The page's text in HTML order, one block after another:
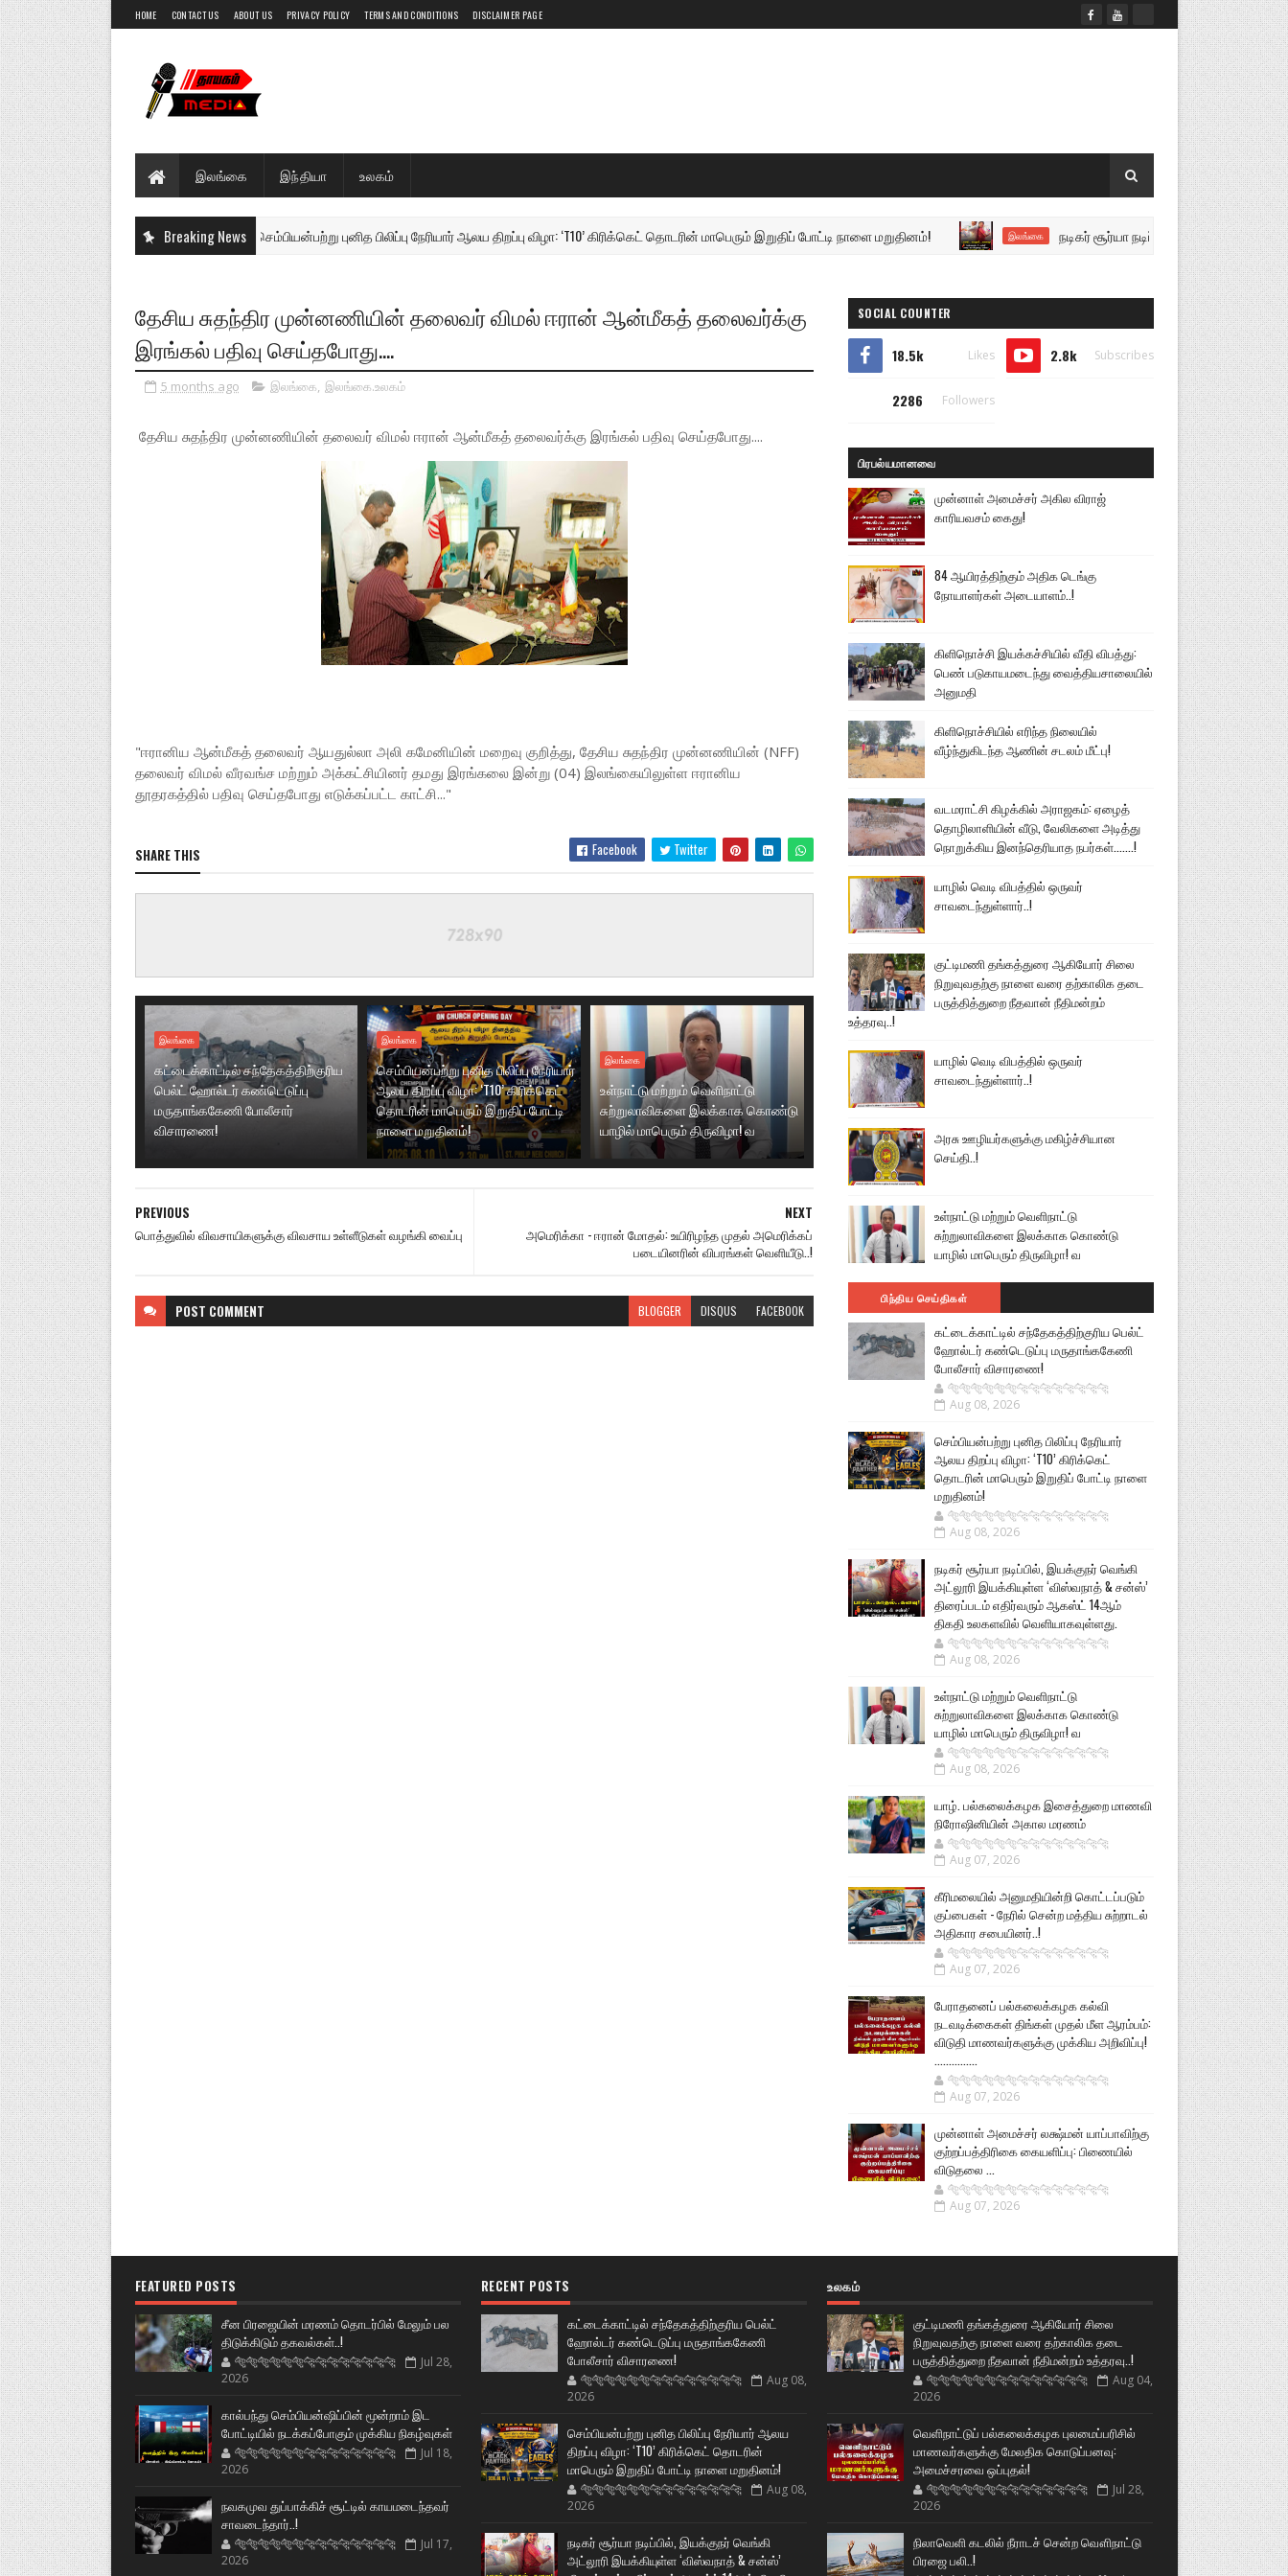
HOME CONTACT US ABOUT US PRIVACY POLICY TERMS AND CONDITIONS DISCLAIMER PAGE
இலங்கை இந்தியா உலகம்
Breaking News
இலங்கை செம்பியன்பற்று புனித பிலிப்பு நேரியார் ஆலய திறப்பு விழா: ‘T10’ கிரிக்கெட் தொடரின் மாபெரும் இறுதிப் போட்டி நாளை மறுதினம்! இலங்கை நடிகர் சூர்யா நடிப்பில், இயக்குநர் வெங்கி
தேசிய சுதந்திர முன்னணியின் தலைவர் விமல் ஈரான் ஆன்மீகத் தலைவர்க்கு
இரங்கல் பதிவு செய்தபோது....
5 months ago இலங்கை, இலங்கை.உலகம்
தேசிய சுதந்திர முன்னணியின் தலைவர் விமல் ஈரான் ஆன்மீகத் தலைவர்க்கு இரங்கல் பதிவு செய்தபோது....
"ஈரானிய ஆன்மீகத் தலைவர் ஆயதுல்லா அலி கமேனியின் மறைவு குறித்து, தேசிய சுதந்திர முன்னணியின் (NFF)
தலைவர் விமல் வீரவங்ச மற்றும் அக்கட்சியினர் தமது இரங்கலை இன்று (04) இலங்கையிலுள்ள ஈரானிய
தூதரகத்தில் பதிவு செய்தபோது எடுக்கப்பட்ட காட்சி..."
SHARE THIS Facebook Twitter
இலங்கை
கட்டைக்காட்டில் சந்தேகத்திற்குரிய
பெல்ட் ஹோல்டர் கண்டெடுப்பு
மருதாங்ககேணி போலீசார்
விசாரணை!
இலங்கை
செம்பியன்பற்று புனித பிலிப்பு நேரியார்
ஆலய திறப்பு விழா: ‘T10’ கிரிக்கெட்
தொடரின் மாபெரும் இறுதிப் போட்டி
நாளை மறுதினம்!
இலங்கை
உள்நாட்டு மற்றும் வெளிநாட்டு
சுற்றுலாவிகளை இலக்காக கொண்டு
யாழில் மாபெரும் திருவிழா! வ
NEXT
அமெரிக்கா - ஈரான் மோதல்: உயிரிழந்த முதல் அமெரிக்கப்
படையினரின் விபரங்கள் வெளியீடு..!
PREVIOUS
பொத்துவில் விவசாயிகளுக்கு விவசாய உள்ளீடுகள் வழங்கி வைப்பு
POST COMMENT BLOGGER DISQUS FACEBOOK
SOCIAL COUNTER
18.5k Likes 2.8k Subscribes
2286 Followers
பிரபல்யமானவை
முன்னாள் அமைச்சர் அகில விராஜ்
காரியவசம் கைது!
84 ஆயிரத்திற்கும் அதிக டெங்கு
நோயாளர்கள் அடையாளம்..!
கிளிநொச்சி இயக்கச்சியில் வீதி விபத்து:
பெண் படுகாயமடைந்து வைத்தியசாலையில்
அனுமதி
கிளிநொச்சியில் எரிந்த நிலையில்
வீழ்ந்துகிடந்த ஆணின் சடலம் மீட்பு!
வடமராட்சி கிழக்கில் அராஜகம்: ஏழைத்
தொழிலாளியின் வீடு, வேலிகளை அடித்து
நொறுக்கிய இனந்தெரியாத நபர்கள்.......!
யாழில் வெடி விபத்தில் ஒருவர்
சாவடைந்துள்ளார்..!
குட்டிமணி தங்கத்துரை ஆகியோர் சிலை
நிறுவுவதற்கு நாளை வரை தற்காலிக தடை
பருத்தித்துறை நீதவான் நீதிமன்றம்
உத்தரவு..!
யாழில் வெடி விபத்தில் ஒருவர்
சாவடைந்துள்ளார்..!
அரசு ஊழியர்களுக்கு மகிழ்ச்சியான
செய்தி..!
உள்நாட்டு மற்றும் வெளிநாட்டு
சுற்றுலாவிகளை இலக்காக கொண்டு
யாழில் மாபெரும் திருவிழா! வ
பிந்திய செய்திகள்
கட்டைக்காட்டில் சந்தேகத்திற்குரிய பெல்ட்
ஹோல்டர் கண்டெடுப்பு மருதாங்ககேணி
போலீசார் விசாரணை!
🐅🐅🐅🐅🐅🐅🐆🐆🐆🐆🐆🐆🐆🐆
Aug 08, 2026
செம்பியன்பற்று புனித பிலிப்பு நேரியார்
ஆலய திறப்பு விழா: ‘T10’ கிரிக்கெட்
தொடரின் மாபெரும் இறுதிப் போட்டி நாளை
மறுதினம்!
🐅🐅🐅🐅🐅🐅🐆🐆🐆🐆🐆🐆🐆🐆
Aug 08, 2026
நடிகர் சூர்யா நடிப்பில், இயக்குநர் வெங்கி
அட்லூரி இயக்கியுள்ள ‘விஸ்வநாத் & சன்ஸ்’
திரைப்படம் எதிர்வரும் ஆகஸ்ட் 14ஆம்
திகதி உலகளவில் வெளியாகவுள்ளது.
🐅🐅🐅🐅🐅🐅🐆🐆🐆🐆🐆🐆🐆🐆
Aug 08, 2026
உள்நாட்டு மற்றும் வெளிநாட்டு
சுற்றுலாவிகளை இலக்காக கொண்டு
யாழில் மாபெரும் திருவிழா! வ
🐅🐅🐅🐅🐅🐅🐆🐆🐆🐆🐆🐆🐆🐆
Aug 08, 2026
யாழ். பல்கலைக்கழக இசைத்துறை மாணவி
நிரோஷினியின் அகால மரணம்
🐅🐅🐅🐅🐅🐅🐆🐆🐆🐆🐆🐆🐆🐆
Aug 07, 2026
கீரிமலையில் அனுமதியின்றி கொட்டப்படும்
குப்பைகள் - நேரில் சென்ற மத்திய சுற்றாடல்
அதிகார சபையினர்..!
🐅🐅🐅🐅🐅🐅🐆🐆🐆🐆🐆🐆🐆🐆
Aug 07, 2026
பேராதனைப் பல்கலைக்கழக கல்வி
நடவடிக்கைகள் திங்கள் முதல் மீள ஆரம்பம்:
விடுதி மாணவர்களுக்கு முக்கிய அறிவிப்பு!
...............
🐅🐅🐅🐅🐅🐅🐆🐆🐆🐆🐆🐆🐆🐆
Aug 07, 2026
முன்னாள் அமைச்சர் லக்ஷ்மன் யாப்பாவிற்கு
குற்றப்பத்திரிகை கையளிப்பு: பிணையில்
விடுதலை ...
🐅🐅🐅🐅🐅🐅🐆🐆🐆🐆🐆🐆🐆🐆
Aug 07, 2026
FEATURED POSTS
சீன பிரஜையின் மரணம் தொடர்பில் மேலும் பல
திடுக்கிடும் தகவல்கள்..!
🐅🐅🐅🐅🐅🐅🐆🐆🐆🐆🐆🐆🐆🐆
Jul 28,
2026
கால்பந்து செம்பியன்ஷிப்பின் மூன்றாம் இட
போட்டியில் நடக்கப்போகும் முக்கிய நிகழ்வுகள்
🐅🐅🐅🐅🐅🐅🐆🐆🐆🐆🐆🐆🐆🐆
Jul 18,
2026
நவகமுவ துப்பாக்கிச் சூட்டில் காயமடைந்தவர்
சாவடைந்தார்..!
🐅🐅🐅🐅🐅🐅🐆🐆🐆🐆🐆🐆🐆🐆
Jul 17,
2026
RECENT POSTS
கட்டைக்காட்டில் சந்தேகத்திற்குரிய பெல்ட்
ஹோல்டர் கண்டெடுப்பு மருதாங்ககேணி
போலீசார் விசாரணை!
🐅🐅🐅🐅🐅🐅🐆🐆🐆🐆🐆🐆🐆🐆
Aug 08,
2026
செம்பியன்பற்று புனித பிலிப்பு நேரியார் ஆலய
திறப்பு விழா: ‘T10’ கிரிக்கெட் தொடரின்
மாபெரும் இறுதிப் போட்டி நாளை மறுதினம்!
🐅🐅🐅🐅🐅🐅🐆🐆🐆🐆🐆🐆🐆🐆
Aug 08,
2026
நடிகர் சூர்யா நடிப்பில், இயக்குநர் வெங்கி
அட்லூரி இயக்கியுள்ள ‘விஸ்வநாத் & சன்ஸ்’
உலகம்
குட்டிமணி தங்கத்துரை ஆகியோர் சிலை
நிறுவுவதற்கு நாளை வரை தற்காலிக தடை
பருத்தித்துறை நீதவான் நீதிமன்றம் உத்தரவு..!
🐅🐅🐅🐅🐅🐅🐆🐆🐆🐆🐆🐆🐆🐆
Aug 04,
2026
வெளிநாட்டுப் பல்கலைக்கழக புலமைப்பரிசில்
மாணவர்களுக்கு மேலதிக கொடுப்பனவு:
அமைச்சரவை ஒப்புதல்!
🐅🐅🐅🐅🐅🐅🐆🐆🐆🐆🐆🐆🐆🐆
Jul 28,
2026
நிலாவெளி கடலில் நீராடச் சென்ற வௌிநாட்டு
பிரஜை பலி..!